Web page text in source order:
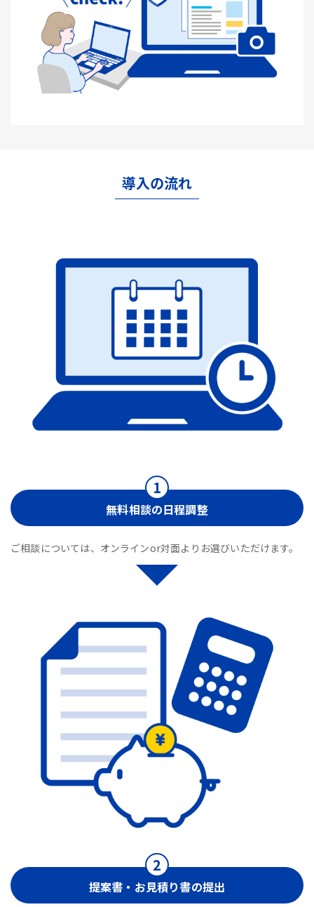
導入の流れ
無料相談の日程調整
ご相談については、オンラインor対面よりお選びいただけます。
提案書・お見積り書の提出